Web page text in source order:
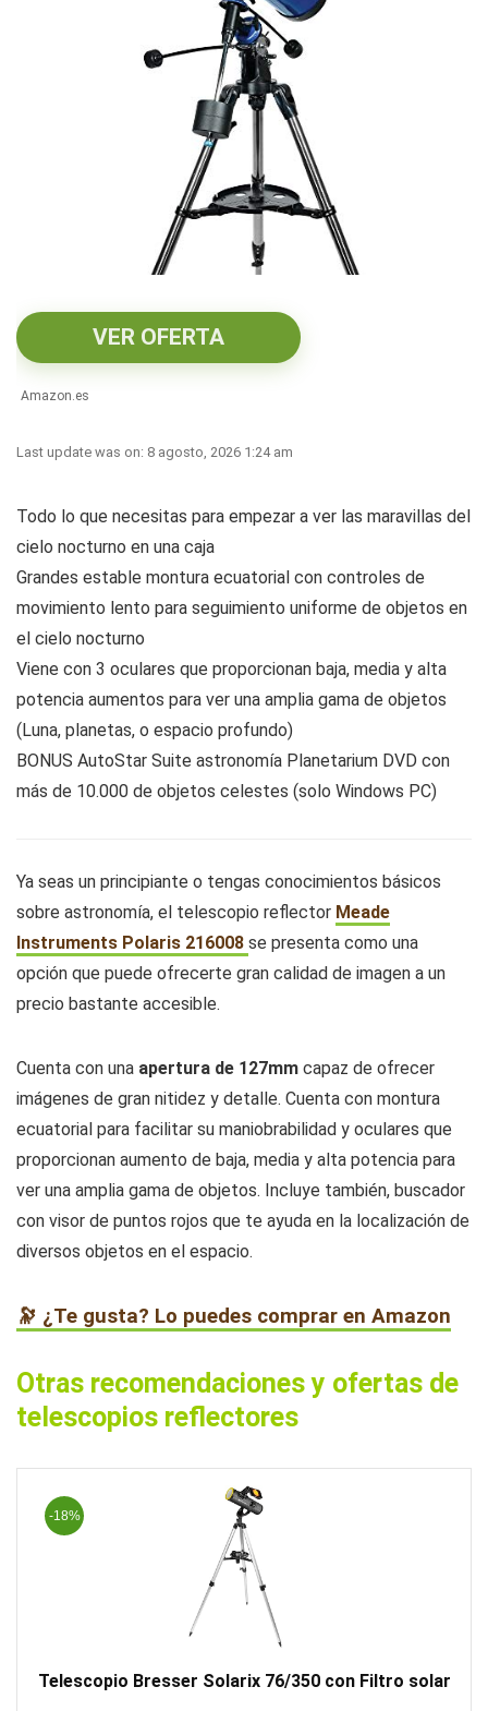
VER OFERTA
Amazon.es
Last update was on: 8 agosto, 2026 1:24 am
Todo lo que necesitas para empezar a ver las maravillas del
cielo nocturno en una caja
Grandes estable montura ecuatorial con controles de
movimiento lento para seguimiento uniforme de objetos en
el cielo nocturno
Viene con 3 oculares que proporcionan baja, media y alta
potencia aumentos para ver una amplia gama de objetos
(Luna, planetas, o espacio profundo)
BONUS AutoStar Suite astronomía Planetarium DVD con
más de 10.000 de objetos celestes (solo Windows PC)
Ya seas un principiante o tengas conocimientos básicos
sobre astronomía, el telescopio reflector Meade
Instruments Polaris 216008 se presenta como una
opción que puede ofrecerte gran calidad de imagen a un
precio bastante accesible.
Cuenta con una apertura de 127mm capaz de ofrecer
imágenes de gran nitidez y detalle. Cuenta con montura
ecuatorial para facilitar su maniobrabilidad y oculares que
proporcionan aumento de baja, media y alta potencia para
ver una amplia gama de objetos. Incluye también, buscador
con visor de puntos rojos que te ayuda en la localización de
diversos objetos en el espacio.
🔭 ¿Te gusta? Lo puedes comprar en Amazon
Otras recomendaciones y ofertas de
telescopios reflectores
-18%
Telescopio Bresser Solarix 76/350 con Filtro solar